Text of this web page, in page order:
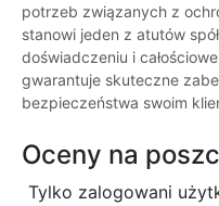
potrzeb związanych z
stanowi jeden z atutów
doświadczeniu i
gwarantuje skuteczne
bezpieczeństwa swoim
Oceny na
Tylko zalogowani